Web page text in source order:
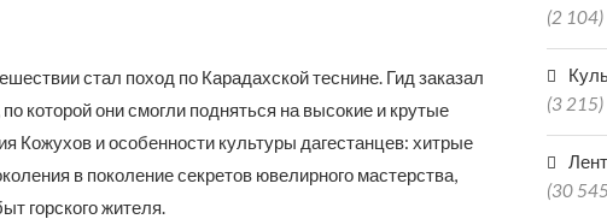
стал поход по Карадахской теснине. Гид заказал
которой они смогли подняться на высокие и крутые
Кожухов и особенности культуры дагестанцев: хитрые
в поколение секретов ювелирного мастерства,
горского жителя.
(2 104)
(3 215)
(30